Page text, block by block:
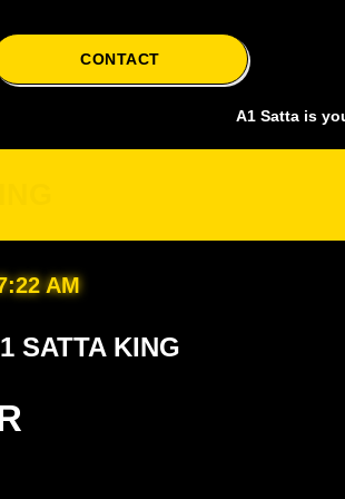
CONTACT
A1 Satta is your one-
AM
SATTA KING